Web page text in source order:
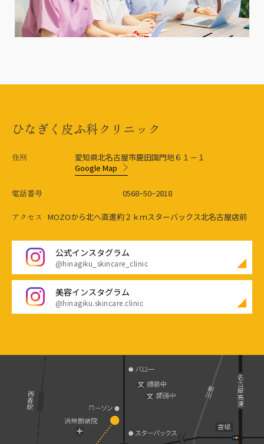
ひなぎく皮ふ科クリニック
住所
愛知県北名古屋市鹿田国門地６１－１
Google Map
電話番号 0568−50−2818
アクセス MOZOから北へ直進約２ｋｍスターバックス北名古屋店前
公式インスタグラム
@hinagiku_skincare_clinic
美容インスタグラム
@hinagiku.skincare.clinic